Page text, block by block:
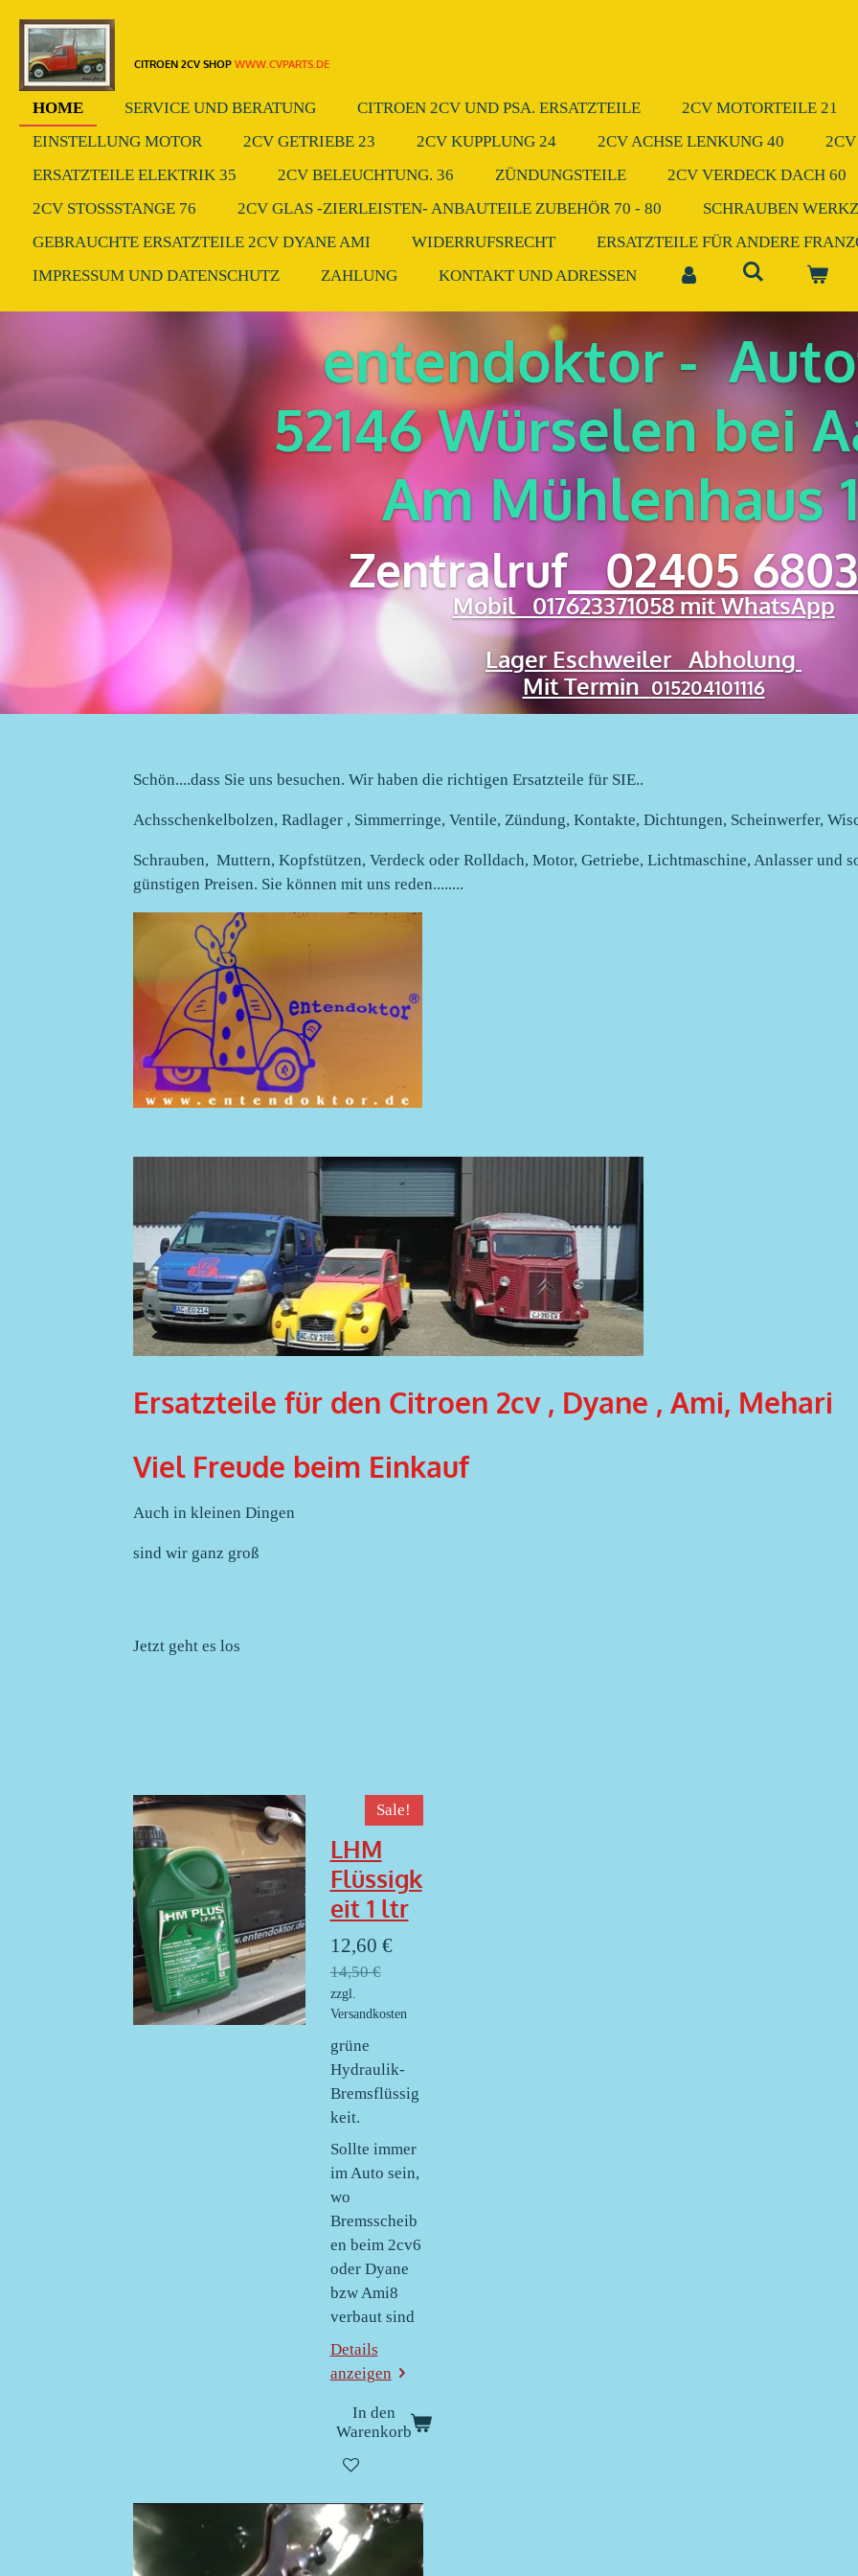
Zum
Hauptinhalt
springen
CITROEN 2CV SHOP WWW.CVPARTS.DE
HOME SERVICE UND BERATUNG CITROEN 2CV UND PSA. ERSATZTEILE 2CV MOTORTEILE 21
EINSTELLUNG MOTOR
2CV GETRIEBE 23 2CV KUPPLUNG 24 2CV ACHSE LENKUNG 40
ERSATZTEILE ELEKTRIK 35
2CV BELEUCHTUNG. 36 ZÜNDUNGSTEILE 2CV VERDECK DACH 60
2CV STOSSSTANGE 76
2CV GLAS -ZIERLEISTEN- ANBAUTEILE ZUBEHÖR 70 - 80 SCHRAUBEN
GEBRAUCHTE ERSATZTEILE 2CV DYANE AMI
WIDERRUFSRECHT
ERSATZTEILE FÜR ANDERE
IMPRESSUM UND DATENSCHUTZ
ZAHLUNG KONTAKT UND ADRESSEN
entendoktor -
52146 Würselen bei
Am Mühlenhaus
Zentralruf02405
Mobil 017623371058 mit WhatsApp
Lager Eschweiler Abholung
Mit Termin 015204101116
Schön....dass Sie uns besuchen. Wir haben die richtigen Ersatzteile für SIE..
Achsschenkelbolzen, Radlager , Simmerringe, Ventile, Zündung, Kontakte, Dichtungen, Scheinwerfer,
Schrauben, Muttern, Kopfstützen, Verdeck oder Rolldach, Motor, Getriebe, Lichtmaschine, Anlasser und
günstigen Preisen. Sie können mit uns reden........
Ersatzteile für den Citroen 2cv , Dyane , Ami, Mehari
Viel Freude beim Einkauf
Auch in kleinen Dingen
sind wir ganz groß
Jetzt geht es los
Sale!
LHM
Flüssigk
eit 1 ltr
12,60 €
14,50 €
zzgl.
Versandkosten
grüne
Hydraulik-
Bremsflüssig
keit.
Sollte immer
im Auto sein,
wo
Bremsscheib
en beim 2cv6
oder Dyane
bzw Ami8
verbaut sind
Details
anzeigen
In den
Warenkorb